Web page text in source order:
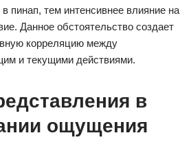
пинап, тем интенсивнее влияние на
Данное обстоятельство создает
корреляцию между
и текущими действиями.
в
ощущения